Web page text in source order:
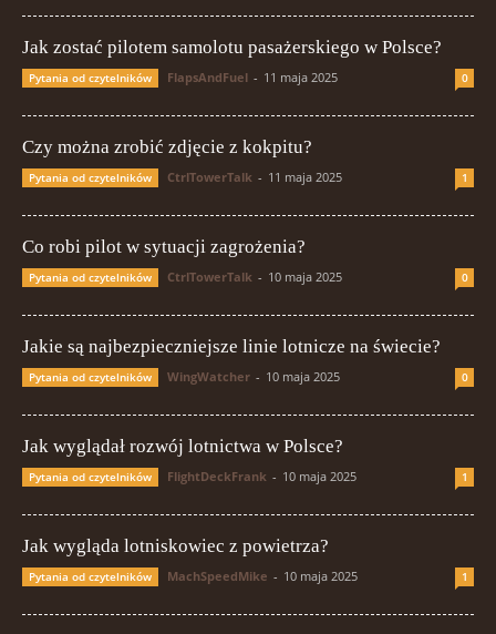
Jak zostać pilotem samolotu pasażerskiego w Polsce?
Pytania od czytelników FlapsAndFuel - 11 maja 2025 0
Czy można zrobić zdjęcie z kokpitu?
Pytania od czytelników CtrlTowerTalk - 11 maja 2025 1
Co robi pilot w sytuacji zagrożenia?
Pytania od czytelników CtrlTowerTalk - 10 maja 2025 0
Jakie są najbezpieczniejsze linie lotnicze na świecie?
Pytania od czytelników WingWatcher - 10 maja 2025 0
Jak wyglądał rozwój lotnictwa w Polsce?
Pytania od czytelników FlightDeckFrank - 10 maja 2025 1
Jak wygląda lotniskowiec z powietrza?
Pytania od czytelników MachSpeedMike - 10 maja 2025 1